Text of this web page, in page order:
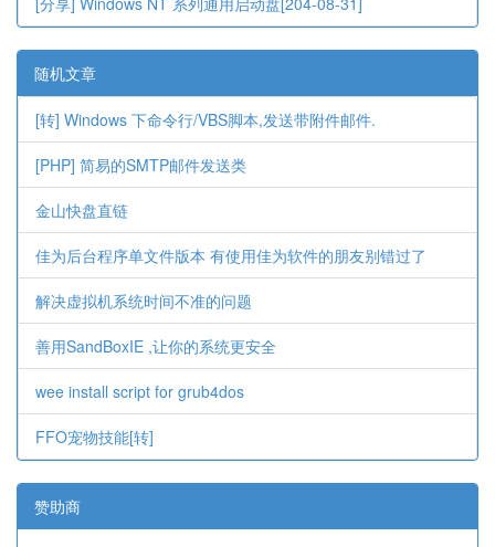
随机文章
[转] Windows 下命令行/VBS脚本,发送带附件邮件.
[PHP] 简易的SMTP邮件发送类
金山快盘直链
佳为后台程序单文件版本 有使用佳为软件的朋友别错过了
解决虚拟机系统时间不准的问题
善用SandBoxIE ,让你的系统更安全
wee install script for grub4dos
FFO宠物技能[转]
赞助商